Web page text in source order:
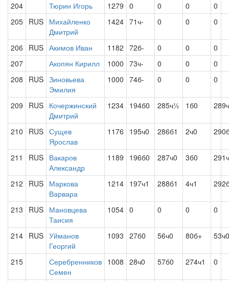
204 Тюрин Игорь 1279 0 0 0
0
205 RUS Михайленко
Дмитрий
1424 71ч- 0 0 0
206 RUS Акимов Иван 1182 72б- 0 0
0
207
Акопян Кирилл 1000 73ч- 0 0
0
208
RUS Зиновьева
Эмилия
1000 74б- 0 0 0
209 RUS Кочержинский
Дмитрий
1234 194б0 285ч½ 1б0
210 RUS Сущев
Ярослав
1176 195ч0 286б1 2ч0
211 RUS Вакаров
Александр
1189 196б0 287ч0 3б0
212 RUS Маркова
Варвара
1214 197ч1 288б1 4ч1
213 RUS Мановцева
Таисия
1054 0 0 0 0
214 RUS Уйманов
Георгий
1093 27б0 56ч0 80б+ 53ч0
215
Серебренников
Семен
1008 28ч0 57б0 274ч1 0